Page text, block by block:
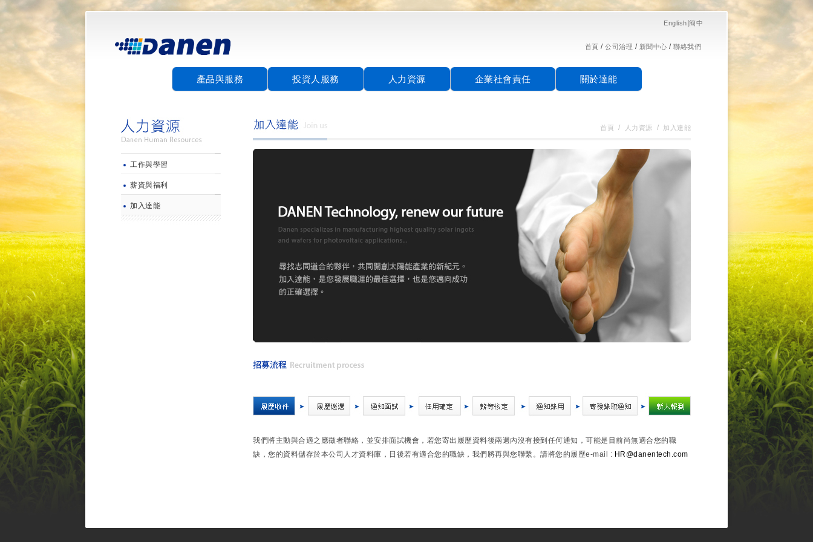
English 簡中
首頁 / 公司治理 / 新聞中心 / 聯絡我們
產品與服務 投資人服務 人力資源 企業社會責任 關於達能
工作與學習
薪資與福利
加入達能
首頁 / 人力資源 / 加入達能
我們將主動與合適之應徵者聯絡，並安排面試機會，若您寄出履歷資料後兩週內沒有接到任何通知，可能是目前尚無適合您的職
缺，您的資料儲存於本公司人才資料庫，日後若有適合您的職缺，我們將再與您聯繫。請將您的履歷e-mail : HR@danentech.com